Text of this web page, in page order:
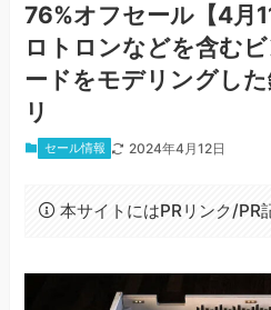
76%オフセール【4月
ロトロンなどを含む
ードをモデリングし
リ
セール情報 2024年4月12日
本サイトにはPRリンク/PR